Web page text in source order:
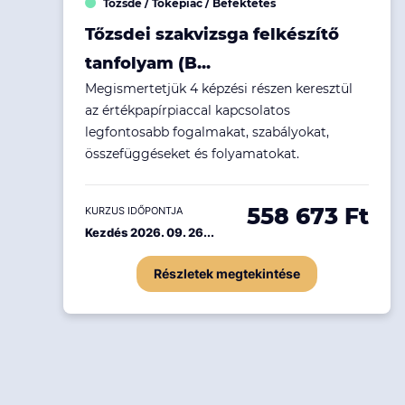
Ingatlanpiac
Fenntarthatóság
Tőzsde / Tőkepiac / Befektetés
Tőzsdei szakvizsga felkészítő
tanfolyam (B...
Megismertetjük 4 képzési részen keresztül
az értékpapírpiaccal kapcsolatos
legfontosabb fogalmakat, szabályokat,
összefüggéseket és folyamatokat.
KURZUS IDŐPONTJA
Kezdés 2026. 09. 26...
558 673 Ft
Részletek megtekintése